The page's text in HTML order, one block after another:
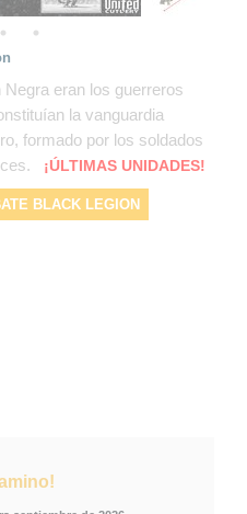
eran los guerreros
la vanguardia
formado por los soldados
¡ÚLTIMAS UNIDADES!
BLACK LEGION